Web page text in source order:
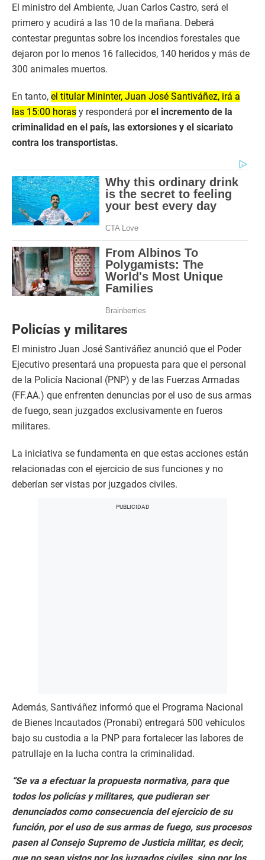
El ministro del Ambiente, Juan Carlos Castro, será el
primero y acudirá a las 10 de la mañana. Deberá
contestar preguntas sobre los incendios forestales que
dejaron por lo menos 16 fallecidos, 140 heridos y más de
300 animales muertos.
En tanto, el titular Mininter, Juan José Santiváñez, irá a
las 15:00 horas y responderá porel incremento de la
criminalidad en el país, las extorsiones y el sicariato
contra los transportistas.
Policías y militares
El ministro Juan José Santiváñez anunció que el Poder
Ejecutivo presentará una propuesta para que el personal
de la Policía Nacional (PNP) y de las Fuerzas Armadas
(FF.AA.) que enfrenten denuncias por el uso de sus armas
de fuego, sean juzgados exclusivamente en fueros
militares.
La iniciativa se fundamenta en que estas acciones están
relacionadas con el ejercicio de sus funciones y no
deberían ser vistas por juzgados civiles.
Además, Santiváñez informó que el Programa Nacional
de Bienes Incautados (Pronabi) entregará 500 vehículos
bajo su custodia a la PNP para fortalecer las labores de
patrullaje en la lucha contra la criminalidad.
“Se va a efectuar la propuesta normativa, para que
todos los policías y militares, que pudieran ser
denunciados como consecuencia del ejercicio de su
función, por el uso de sus armas de fuego, sus procesos
pasen al Consejo Supremo de Justicia militar, es decir,
que no sean vistos por los juzgados civiles, sino por los